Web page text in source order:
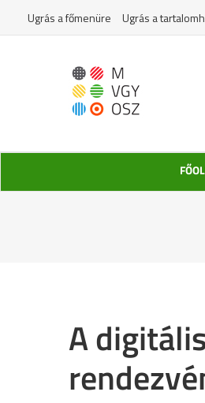
Ugrás a főmenüre Ugrás a
A